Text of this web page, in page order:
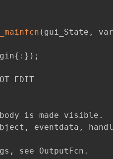
( gui_State ,
{ : } ) ;
EDIT
is made visible .
, eventdata ,
, see OutputFcn .